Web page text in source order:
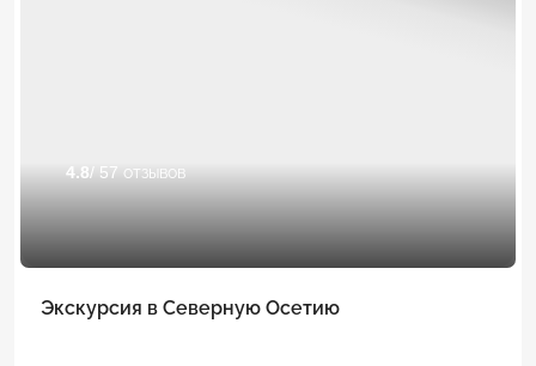
4.8/ 57 отзывов
Экскурсия в Северную Осетию